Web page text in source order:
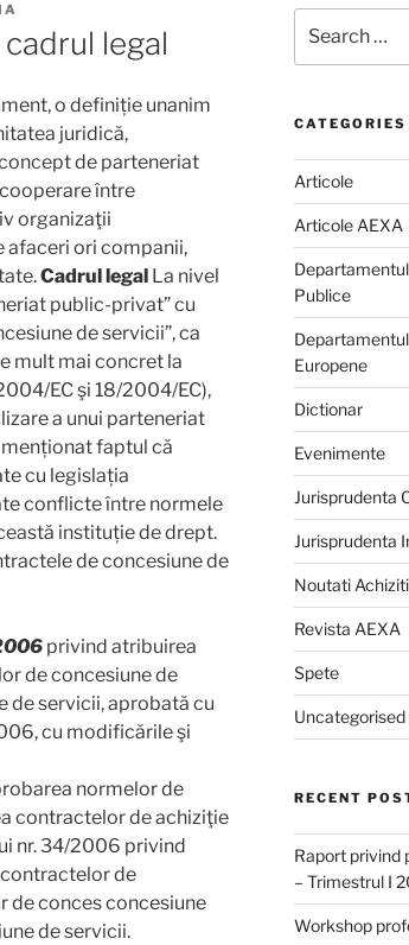
legal
o definiție unanim
juridică,
de parteneriat
între
organizaţii
afaceri ori companii,
Cadrul legal La nivel
public-privat” cu
de servicii”, ca
mult mai concret la
EC şi 18/2004/EC),
a unui parteneriat
faptul că
cu legislația
conflicte între normele
instituție de drept.
de concesiune de
privind atribuirea
de concesiune de
de servicii, aprobată cu
cu modificările şi
normelor de
contractelor de achiziţie
nr. 34/2006 privind
de
de conces concesiune
de servicii.
for:
CATEGORIES
Articole
Articole AEXA
Publice
Europene
Dictionar
Evenimente
Jurisprudenta
Jurisprudenta
Noutati
Revista AEXA
Spete
Uncategorised
RECENT
Raport privind
– Trimestrul I
Workshop